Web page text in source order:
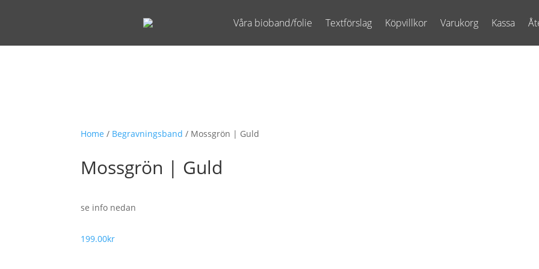
Våra bioband/folie Textförslag Köpvillkor Varukorg Kassa
Home / Begravningsband / Mossgrön | Guld
Mossgrön | Guld
se info nedan
199.00kr